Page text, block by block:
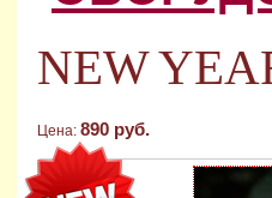
NEW
Цена: 890 руб.